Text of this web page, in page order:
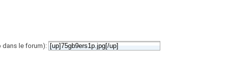
dans le forum):